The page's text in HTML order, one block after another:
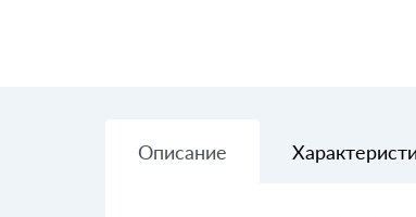
Описание